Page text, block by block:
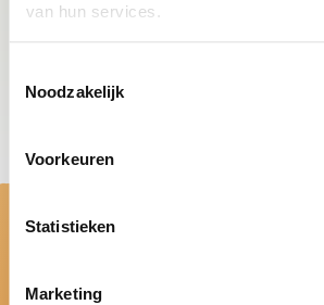
van hun services.
Noodzakelijk
Voorkeuren
Statistieken
Marketing